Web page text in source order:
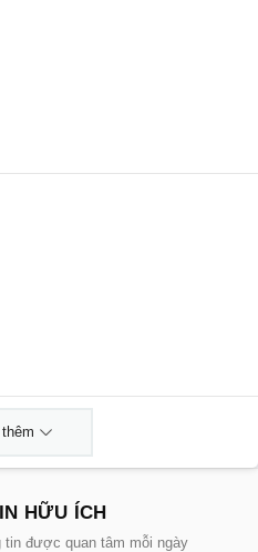
HỮU ÍCH
tin được quan tâm mỗi ngày